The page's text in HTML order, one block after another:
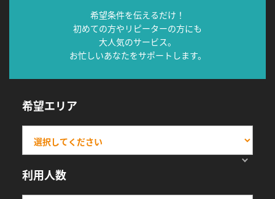
希望条件を伝えるだけ！
初めての方やリピーターの方にも
大人気のサービス。
お忙しいあなたをサポートします。
希望エリア
利用人数